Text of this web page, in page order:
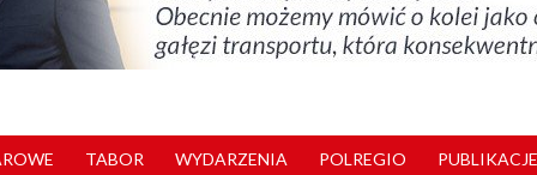
TABOR WYDARZENIA POLREGIO